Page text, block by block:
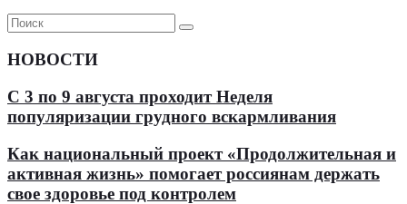
НОВОСТИ
С 3 по 9 августа проходит Неделя
популяризации грудного вскармливания
Как национальный проект «Продолжительная и
активная жизнь» помогает россиянам держать
свое здоровье под контролем